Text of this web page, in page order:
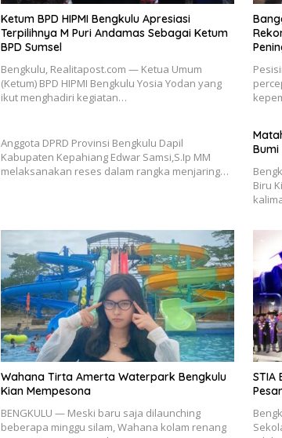
Ketum BPD HIPMI Bengkulu Apresiasi
Terpilihnya M Puri Andamas Sebagai Ketum
BPD Sumsel
Bengkulu, Realitapost.com — Ketua Umum
(Ketum) BPD HIPMI Bengkulu Yosia Yodan yang
ikut menghadiri kegiatan…
Anggota DPRD Provinsi Bengkulu Dapil
Kabupaten Kepahiang Edwar Samsi,S.Ip MM
melaksanakan reses dalam rangka menjaring…
Bumi
Biru
Wahana Tirta Amerta Waterpark Bengkulu
Kian Mempesona
BENGKULU — Meski baru saja dilaunching
beberapa minggu silam, Wahana kolam renang
STIA